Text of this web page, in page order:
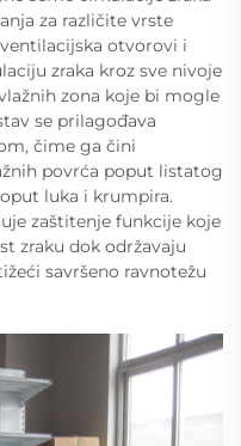
za različite vrste
otvorovi i
zraka kroz sve nivoje
zona koje bi mogle
se prilagođava
čime ga čini
povrća poput listatog
luka i krumpira.
zaštitenje funkcije koje
zraku dok održavaju
savršeno ravnotežu